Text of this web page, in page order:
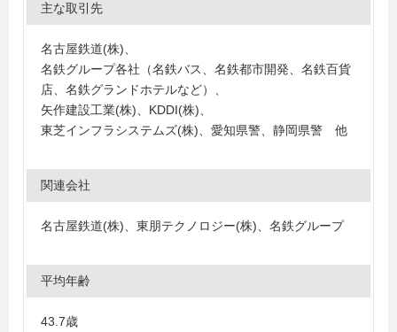
主な取引先
名古屋鉄道(株)、
名鉄グループ各社（名鉄バス、名鉄都市開発、名鉄百貨
店、名鉄グランドホテルなど）、
矢作建設工業(株)、KDDI(株)、
東芝インフラシステムズ(株)、愛知県警、静岡県警 他
関連会社
名古屋鉄道(株)、東朋テクノロジー(株)、名鉄グループ
平均年齢
43.7歳